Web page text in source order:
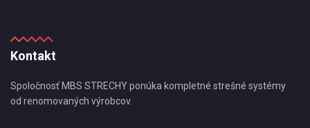
Kontakt
Spoločnosť MBS STRECHY ponúka kompletné strešné systémy
od renomovaných výrobcov.